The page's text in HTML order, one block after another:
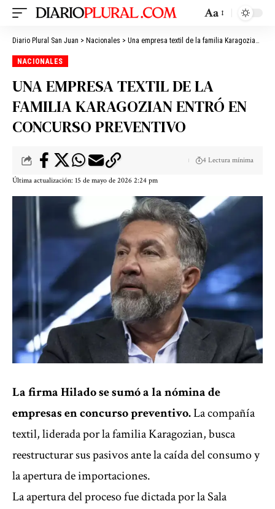
Aa
Diario Plural San Juan > Nacionales > Una empresa textil de la familia Karagozian entró en concurso preventivo
NACIONALES
UNA EMPRESA TEXTIL DE LA
FAMILIA KARAGOZIAN ENTRÓ EN
CONCURSO PREVENTIVO
Última actualización: 15 de mayo de 2026 2:24 pm
4 Lectura mínima
La firma Hilado se sumó a la nómina de
empresas en concurso preventivo.La compañía
textil, liderada por la familia Karagozian, busca
reestructurar sus pasivos ante la caída del consumo y
la apertura de importaciones.
La apertura del proceso fue dictada por la Sala